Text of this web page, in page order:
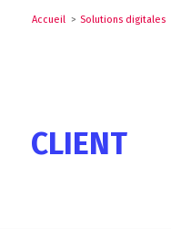
Accueil > Solutions digitales
CLIENT